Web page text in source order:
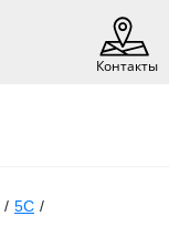
Контакты
/ 5C /